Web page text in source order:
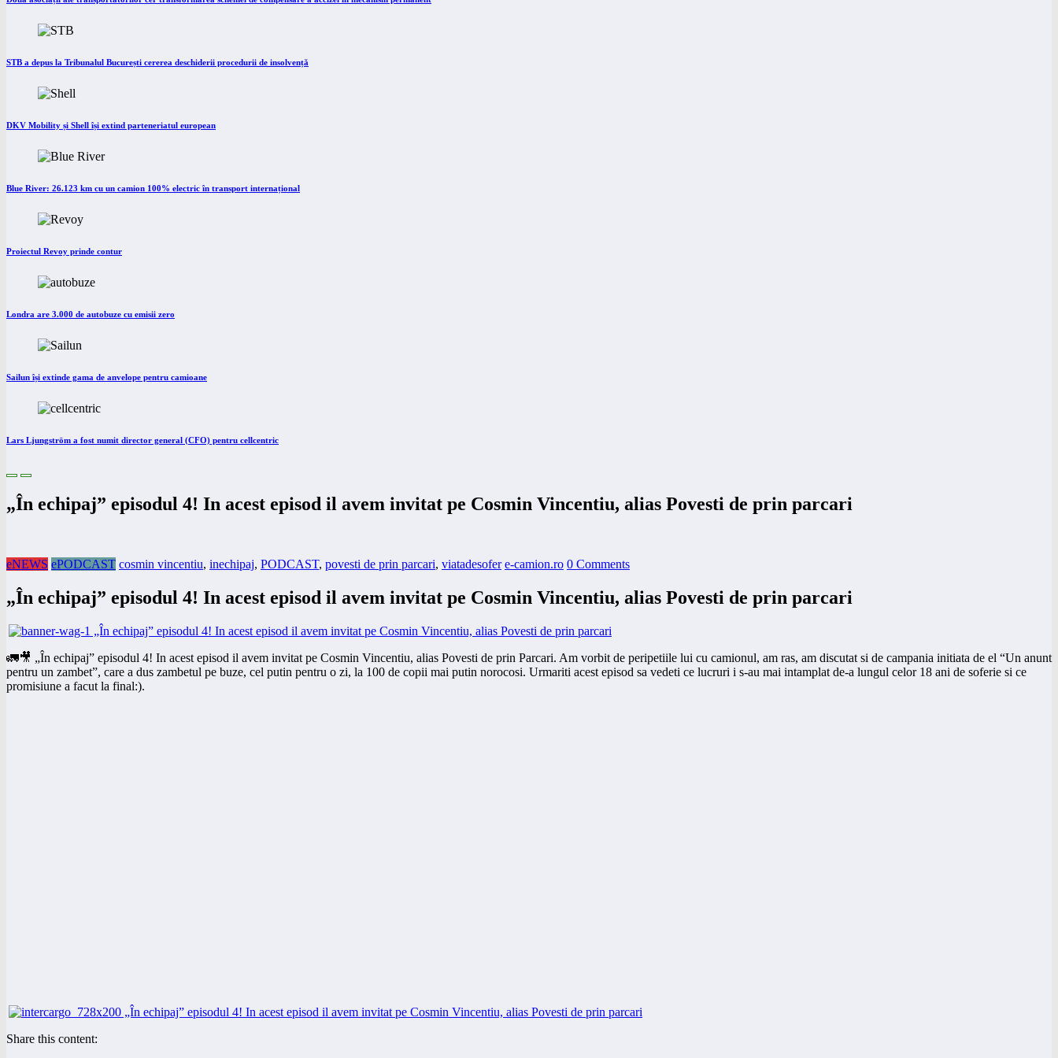
STB a depus la Tribunalul București cererea deschiderii procedurii de insolvență
DKV Mobility și Shell își extind parteneriatul european
Blue River: 26.123 km cu un camion 100% electric în transport internațional
Proiectul Revoy prinde contur
Londra are 3.000 de autobuze cu emisii zero
Sailun își extinde gama de anvelope pentru camioane
Lars Ljungström a fost numit director general (CFO) pentru cellcentric
„În echipaj” episodul 4! In acest episod il avem invitat pe Cosmin Vincentiu, alias Povesti de prin parcari
eNEWS ePODCAST cosmin vincentiu, inechipaj, PODCAST, povesti de prin parcari, viatadesofer e-camion.ro 0 Comments
„În echipaj” episodul 4! In acest episod il avem invitat pe Cosmin Vincentiu, alias Povesti de prin parcari
🚛🎥 „În echipaj” episodul 4! In acest episod il avem invitat pe Cosmin Vincentiu, alias Povesti de prin Parcari. Am vorbit de peripetiile lui cu camionul, am ras, am discutat si de campania initiata de el “Un anunt
pentru un zambet”, care a dus zambetul pe buze, cel putin pentru o zi, la 100 de copii mai putin norocosi. Urmariti acest episod sa vedeti ce lucruri i s-au mai intamplat de-a lungul celor 18 ani de soferie si ce
promisiune a facut la final:).
Share this content: